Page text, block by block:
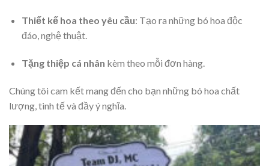
Thiết kế hoa theo yêu cầu: Tạo ra những bó hoa độc
đáo, nghệ thuật.
Tặng thiệp cá nhân kèm theo mỗi đơn hàng.
Chúng tôi cam kết mang đến cho bạn những bó hoa chất
lượng, tinh tế và đầy ý nghĩa.